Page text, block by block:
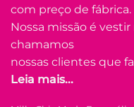
com preço de fábrica.
Nossa missão é vestir
chamamos
nossas clientes que
Leia mais...